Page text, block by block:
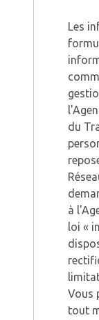
Les
du
à
loi «
Vous
tout